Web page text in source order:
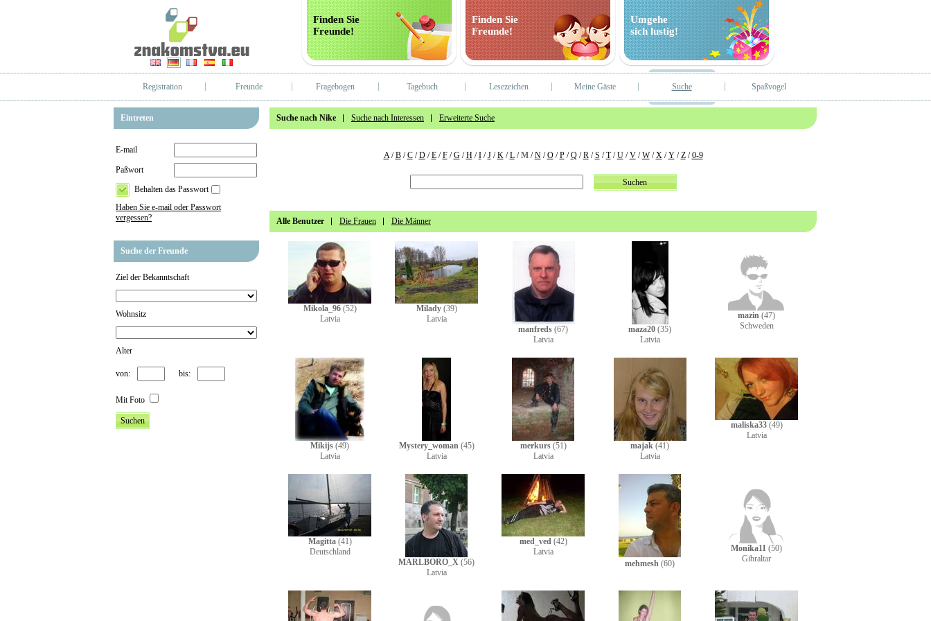
Finden Sie
Freunde!
Finden Sie
Freunde!
Umgehe
sich lustig!
Registration Freunde Fragebogen Tagebuch Lesezeichen Meine Gäste Suche Spaßvogel
Eintreten
E-mail
Paßwort
Behalten das Passwort
Haben Sie e-mail oder Passwort
vergessen?
Suche der Freunde
Ziel der Bekanntschaft
Wohnsitz
Alter
von: bis:
Mit Foto
Suche nach Nike Suche nach Interessen Erweiterte Suche
A/B/C/D/E/F/G/H/I/J/K/L/M/N/O/P/Q/R/S /T/U/V/W/X/Y/Z/0-9
Alle Benutzer Die Frauen Die Männer
Mikola_96(52)
Latvia
Milady(39)
Latvia
manfreds (67)
Latvia
maza20 (35)
Latvia
mazin (47)
Schweden
Mikijs (49)
Latvia
Mystery_woman(45)
Latvia
merkurs(51)
Latvia
majak (41)
Latvia
maliska33(49)
Latvia
Magitta(41)
Deutschland
MARLBORO_X (56)
Latvia
med_ved(42)
Latvia
mehmesh (60)
Monika11 (50)
Gibraltar